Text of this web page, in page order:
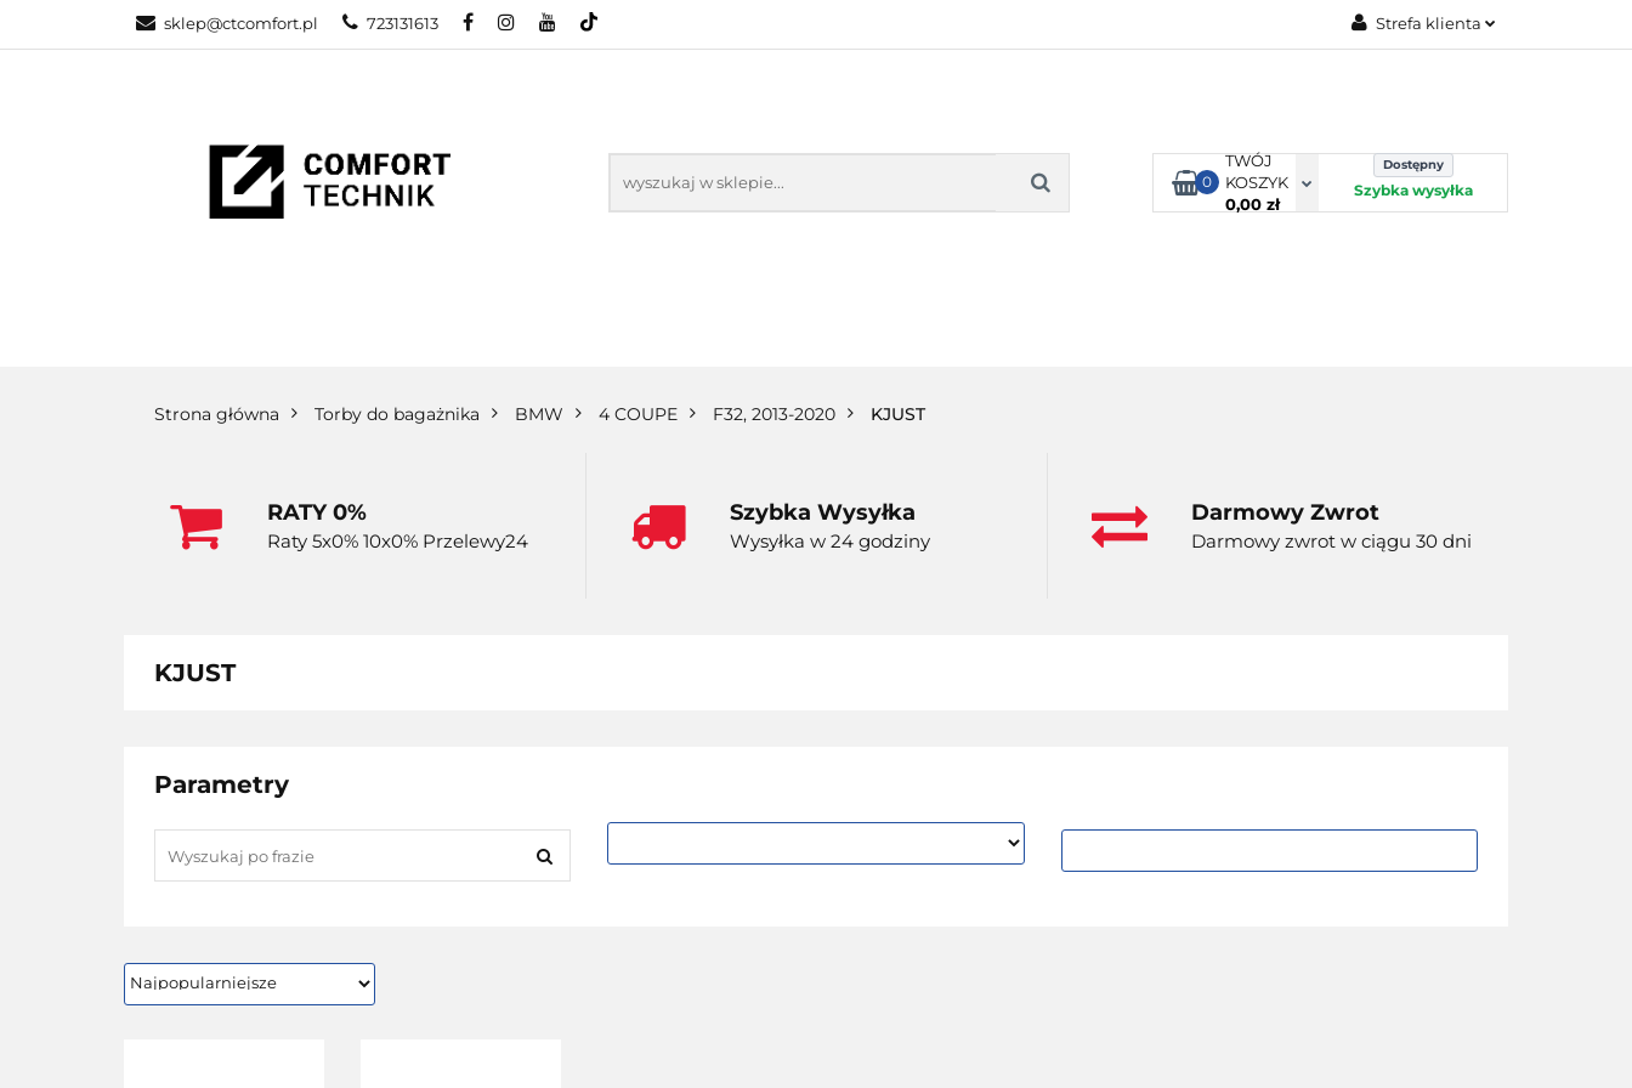
sklep@ctcomfort.pl 723131613 Strefa klienta
Dodaj zgłoszenie
0
TWÓJ
KOSZYK
0,00 zł
Dostępny
Szybka wysyłka
NAMIOTY DACHOWE
Strona główna Torby do bagażnika BMW 4 COUPE F32, 2013-2020 KJUST
RATY 0%
Raty 5x0% 10x0% Przelewy24
Szybka Wysyłka
Wysyłka w 24 godziny
Darmowy Zwrot
Darmowy zwrot w ciągu 30 dni
KJUST
Parametry